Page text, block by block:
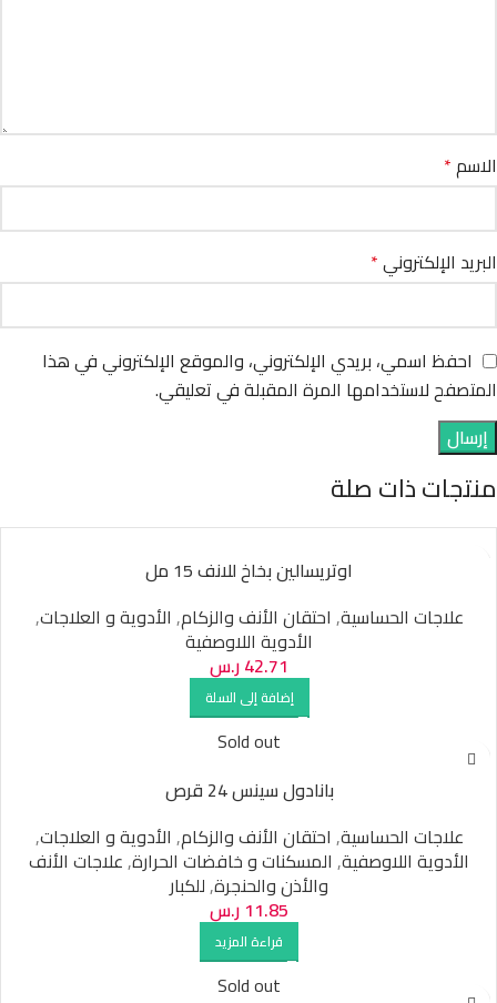
الاسم*
البريد الإلكتروني*
احفظ اسمي، بريدي الإلكتروني، والموقع الإلكتروني في هذا
المتصفح لاستخدامها المرة المقبلة في تعليقي.
منتجات ذات صلة
اوتريسالين بخاخ للانف 15 مل
علاجات الحساسية, احتقان الأنف والزكام, الأدوية و العلاجات,
الأدوية اللاوصفية
42.71ر.س
إضافة إلى السلة
Sold out
بانادول سينس 24 قرص
علاجات الحساسية, احتقان الأنف والزكام, الأدوية و العلاجات,
الأدوية اللاوصفية, المسكنات و خافضات الحرارة,علاجات الأنف
والأذن والحنجرة,للكبار
11.85 ر.س
قراءة المزيد
Sold out